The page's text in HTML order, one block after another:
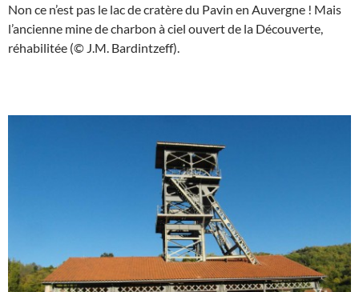
Non ce n’est pas le lac de cratère du Pavin en Auvergne ! Mais
l’ancienne mine de charbon à ciel ouvert de la Découverte,
réhabilitée (© J.M. Bardintzeff).